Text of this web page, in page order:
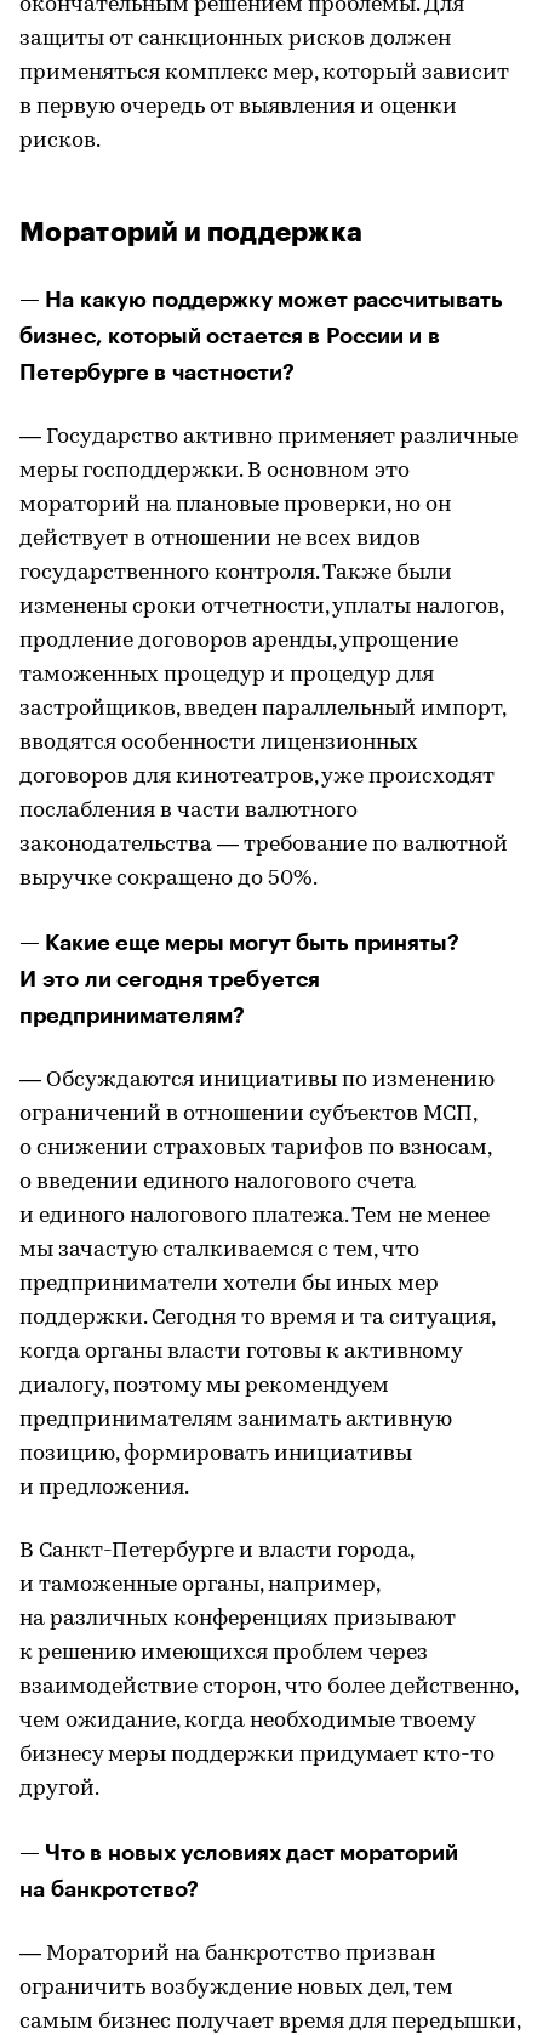
окончательным решением проблемы. Для
защиты от санкционных рисков должен
применяться комплекс мер, который зависит
в первую очередь от выявления и оценки
рисков.
Мораторий и поддержка
— На какую поддержку может рассчитывать
бизнес, который остается в России и в
Петербурге в частности?
— Государство активно применяет различные
меры господдержки. В основном это
мораторий на плановые проверки, но он
действует в отношении не всех видов
государственного контроля. Также были
изменены сроки отчетности, уплаты налогов,
продление договоров аренды, упрощение
таможенных процедур и процедур для
застройщиков, введен параллельный импорт,
вводятся особенности лицензионных
договоров для кинотеатров, уже происходят
послабления в части валютного
законодательства — требование по валютной
выручке сокращено до 50%.
— Какие еще меры могут быть приняты?
И это ли сегодня требуется
предпринимателям?
— Обсуждаются инициативы по изменению
ограничений в отношении субъектов МСП,
о снижении страховых тарифов по взносам,
о введении единого налогового счета
и единого налогового платежа. Тем не менее
мы зачастую сталкиваемся с тем, что
предприниматели хотели бы иных мер
поддержки. Сегодня то время и та ситуация,
когда органы власти готовы к активному
диалогу, поэтому мы рекомендуем
предпринимателям занимать активную
позицию, формировать инициативы
и предложения.
В Санкт-Петербурге и власти города,
и таможенные органы, например,
на различных конференциях призывают
к решению имеющихся проблем через
взаимодействие сторон, что более действенно,
чем ожидание, когда необходимые твоему
бизнесу меры поддержки придумает кто-то
другой.
— Что в новых условиях даст мораторий
на банкротство?
— Мораторий на банкротство призван
ограничить возбуждение новых дел, тем
самым бизнес получает время для передышки,